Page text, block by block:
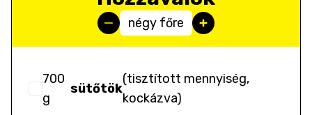
négy főre
700
g
sütőtök
(tisztított mennyiség,
kockázva)